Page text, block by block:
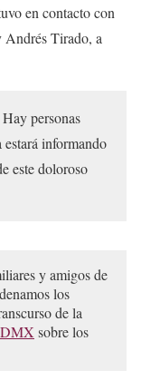
en contacto con
Andrés Tirado, a
personas
estará informando
este doloroso
y amigos de
los
de la
sobre los